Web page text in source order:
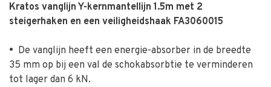
Kratos vanglijn Y-kernmantellijn 1.5m met 2
steigerhaken en een veiligheidshaak FA3060015
• De vanglijn heeft een energie-absorber in de breedte
35 mm op bij een val de schokabsorbtie te verminderen
tot lager dan 6 kN.